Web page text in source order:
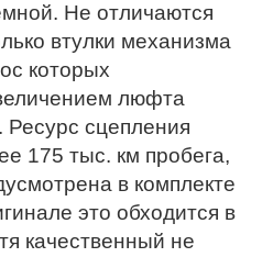
Не отличаются
втулки механизма
которых
люфта
сцепления
175 тыс. км пробега,
в комплекте
это обходится в
качественный не